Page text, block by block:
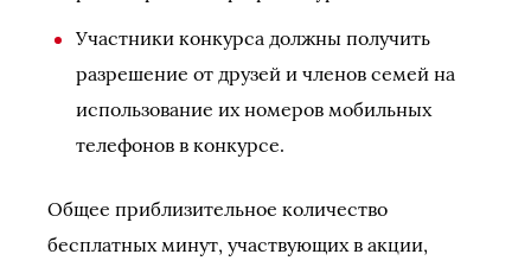
Участники конкурса должны получить
разрешение от друзей и членов семей на
использование их номеров мобильных
телефонов в конкурсе.
Общее приблизительное количество
бесплатных минут, участвующих в акции,